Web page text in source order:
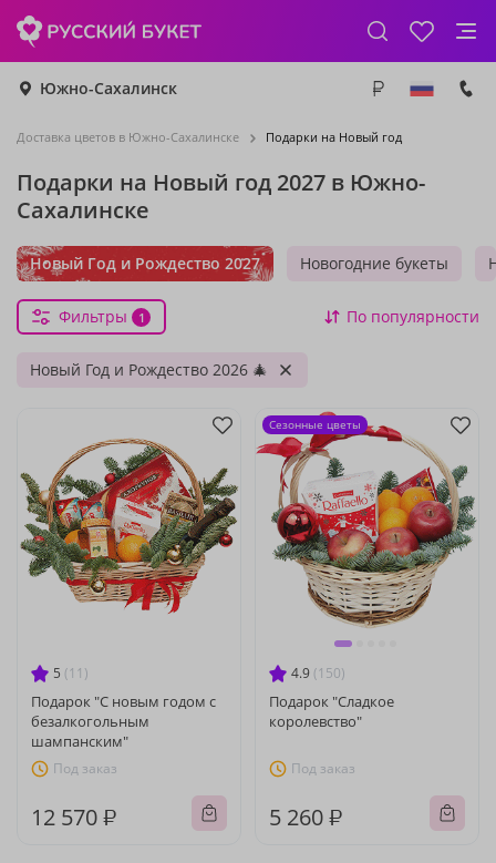
Южно-Сахалинск
Доставка цветов в Южно-Сахалинске Подарки на Новый год
Подарки на Новый год 2027 в Южно-
Сахалинске
Новый Год и Рождество 2027 Новогодние букеты
Фильтры 1 По популярности
Новый Год и Рождество 2026 🎄
5 (11)
Подарок "С новым годом с
безалкогольным
шампанским"
Под заказ
12 570 ₽
4.9 (150)
Подарок "Сладкое
королевство"
Под заказ
5 260 ₽
Сезонные цветы